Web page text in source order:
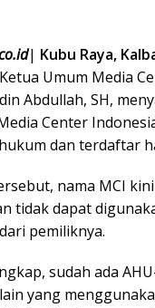
| Kubu Raya,
Umum Media
Abdullah, SH,
Center
dan terdaftar
nama MCI
tidak dapat
pemiliknya.
sudah ada
yang